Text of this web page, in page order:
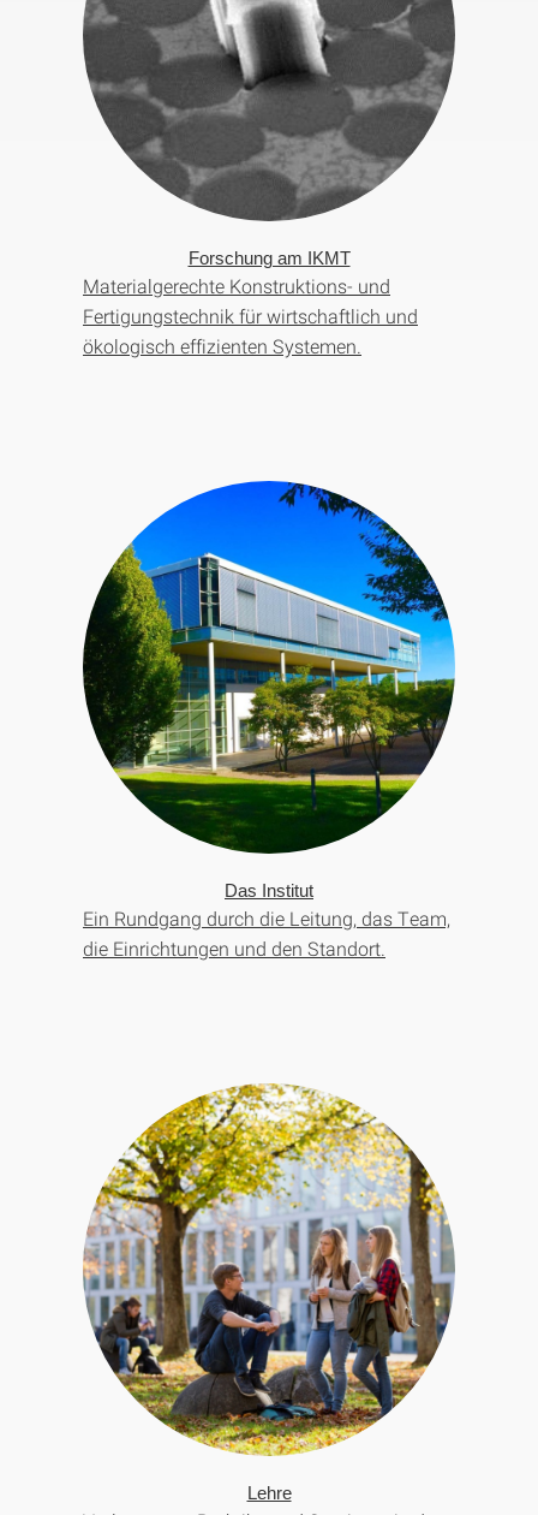
Forschung am IKMT
Materialgerechte Konstruktions- und
Fertigungstechnik für wirtschaftlich und
ökologisch effizienten Systemen.
Das Institut
Ein Rundgang durch die Leitung, das Team,
die Einrichtungen und den Standort.
Lehre